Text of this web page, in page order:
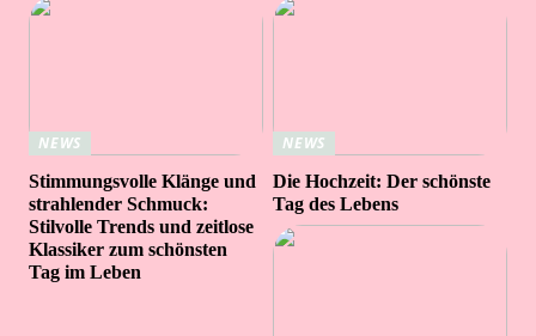
NEWS
Stimmungsvolle Klänge und
strahlender Schmuck:
Stilvolle Trends und zeitlose
Klassiker zum schönsten
Tag im Leben
NEWS
Die Hochzeit: Der schönste
Tag des Lebens